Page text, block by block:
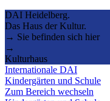
DAI Heidelberg.
Das Haus der Kultur.
→ Sie befinden sich hier
→
Kulturhaus
Internationale DAI
Kindergärten und Schule
Zum Bereich wechseln